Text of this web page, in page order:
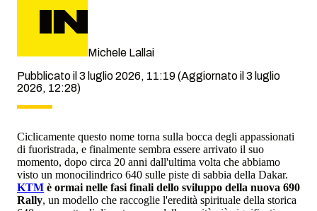
Michele Lallai
Pubblicato il 3 luglio 2026, 11:19(Aggiornato il 3 luglio
2026, 12:28)
Ciclicamente questo nome torna sulla bocca degli appassionati
di fuoristrada, e finalmente sembra essere arrivato il suo
momento, dopo circa 20 anni dall'ultima volta che abbiamo
visto un monocilindrico 640 sulle piste di sabbia della Dakar.
KTM è ormai nelle fasi finali dello sviluppo della nuova 690
Rally, un modello che raccoglie l'eredità spirituale della storica